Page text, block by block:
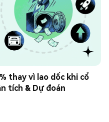
thay vì lao dốc khi cổ
tích & Dự đoán